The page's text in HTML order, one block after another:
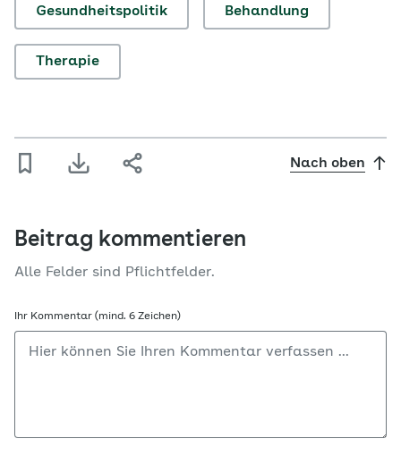
Gesundheitspolitik Behandlung
Therapie
Nach oben
Beitrag kommentieren
Alle Felder sind Pflichtfelder.
Ihr Kommentar (mind. 6 Zeichen)